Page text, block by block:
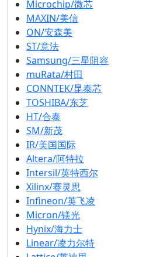
Microchip/微芯
MAXIN/美信
ON/安森美
ST/意法
Samsung/三星阻容
muRata/村田
CONNTEK/昆泰芯
TOSHIBA/东芝
HT/合泰
SM/新茂
IR/美国国际
Altera/阿特拉
Intersil/英特西尔
Xilinx/赛灵思
Infineon/英飞凌
Micron/镁光
Hynix/海力士
Linear/凌力尔特